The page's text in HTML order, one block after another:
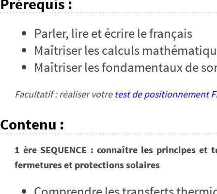
Prérequis :
Parler, lire et écrire le français
Maîtriser les calculs
Maîtriser les fondamentaux de
Facultatif : réaliser votre test de positionnement
Contenu :
1 ère SEQUENCE : connaître les principes
fermetures et protections solaires